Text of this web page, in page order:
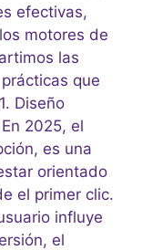
efectivas,
motores de
las
que
Diseño
2025, el
es una
orientado
el primer clic.
influye
el